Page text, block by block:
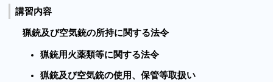
講習内容
猟銃及び空気銃の所持に関する法令
猟銃用火薬類等に関する法令
猟銃及び空気銃の使用、保管等取扱い